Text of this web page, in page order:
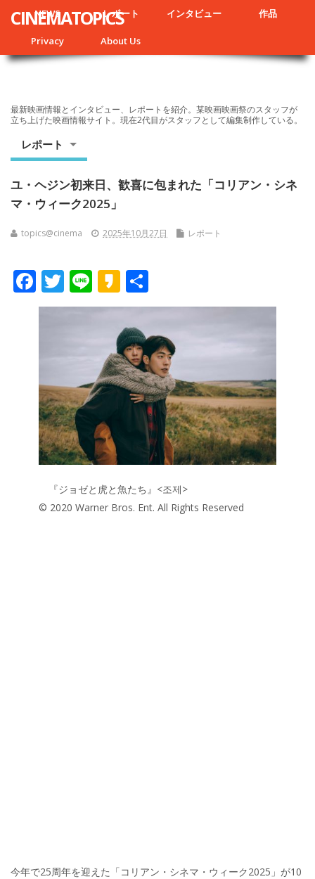
NEWS レポート インタビュー 作品
Privacy About Us
CINEMATOPICS
最新映画情報とインタビュー、レポートを紹介。某映画映画祭のスタッフが
立ち上げた映画情報サイト。現在2代目がスタッフとして編集制作している。
レポート
ユ・ヘジン初来日、歓喜に包まれた「コリアン・シネ
マ・ウィーク2025」
topics@cinema 2025年10月27日 レポート
F
ac
o
k
T
w
Li
n
K
a
k
a
o
有
『ジョゼと虎と魚たち』<조제>
© 2020 Warner Bros. Ent. All Rights Reserved
今年で25周年を迎えた「コリアン・シネマ・ウィーク2025」が10